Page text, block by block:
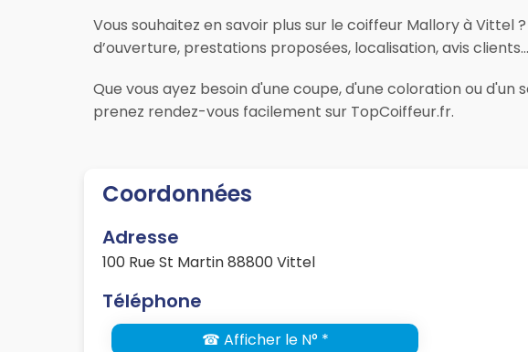
Vous souhaitez en savoir plus sur le coiffeur Mallory à
d’ouverture, prestations proposées, localisation, avis
Que vous ayez besoin d'une coupe, d'une coloration ou
prenez rendez-vous facilement sur TopCoiffeur.fr.
Coordonnées
Adresse
100 Rue St Martin 88800 Vittel
Téléphone
☎ Afficher le N° *